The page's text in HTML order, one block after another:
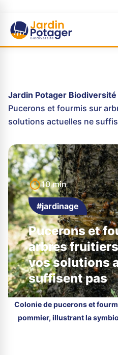
Jardin Potager Biodiversité
Pucerons et fourmis sur
solutions actuelles ne
10 min
#jardinage
Pucerons et
arbres
vos solutions
suffisent pas
Colonie de pucerons et
pommier, illustrant la